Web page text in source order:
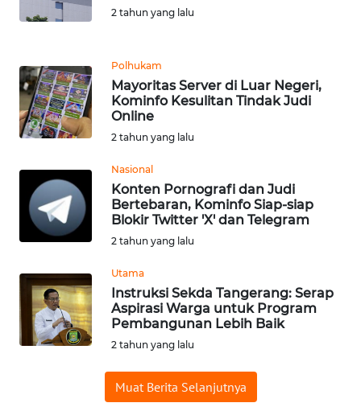
2 tahun yang lalu
Polhukam
Mayoritas Server di Luar Negeri,
Kominfo Kesulitan Tindak Judi
Online
2 tahun yang lalu
Nasional
Konten Pornografi dan Judi
Bertebaran, Kominfo Siap-siap
Blokir Twitter 'X' dan Telegram
2 tahun yang lalu
Utama
Instruksi Sekda Tangerang: Serap
Aspirasi Warga untuk Program
Pembangunan Lebih Baik
2 tahun yang lalu
Muat Berita Selanjutnya
WN
WN
TAPANULI
UTARA
SAMOSIR
WN
PADANG
WN
SUMEDANG